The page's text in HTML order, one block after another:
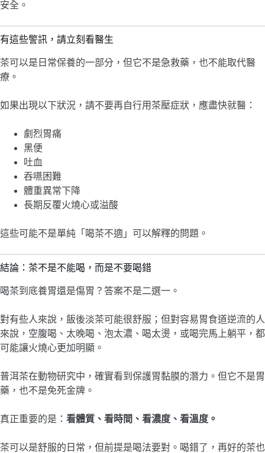
安全。
有這些警訊，請立刻看醫生
茶可以是日常保養的一部分，但它不是急救藥，也不能取代醫
療。
如果出現以下狀況，請不要再自行用茶壓症狀，應盡快就醫：
劇烈胃痛
黑便
吐血
吞嚥困難
體重異常下降
長期反覆火燒心或溢酸
這些可能不是單純「喝茶不適」可以解釋的問題。
結論：茶不是不能喝，而是不要喝錯
喝茶到底養胃還是傷胃？答案不是二選一。
對有些人來說，飯後淡茶可能很舒服；但對容易胃食道逆流的人
來說，空腹喝、太晚喝、泡太濃、喝太燙，或喝完馬上躺平，都
可能讓火燒心更加明顯。
普洱茶在動物研究中，確實看到保護胃黏膜的潛力。但它不是胃
藥，也不是免死金牌。
真正重要的是： 看體質、看時間、看濃度、看溫度。
茶可以是舒服的日常，但前提是喝法要對。喝錯了，再好的茶也